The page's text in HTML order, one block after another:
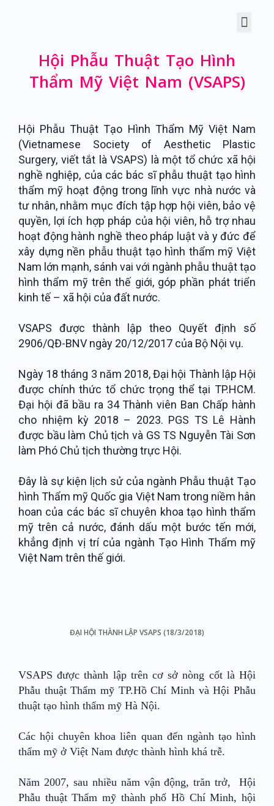
Hội Phẫu Thuật Tạo Hình
Thẩm Mỹ Việt Nam (VSAPS)
Hội Phẫu Thuật Tạo Hình Thẩm Mỹ Việt Nam
(Vietnamese Society of Aesthetic Plastic
Surgery, viết tắt là VSAPS) là một tổ chức xã hội
nghề nghiệp, của các bác sĩ phẫu thuật tạo hình
thẩm mỹ hoạt động trong lĩnh vực nhà nước và
tư nhân, nhằm mục đích tập hợp hội viên, bảo vệ
quyền, lợi ích hợp pháp của hội viên, hỗ trợ nhau
hoạt động hành nghề theo pháp luật và y đức để
xây dựng nền phẫu thuật tạo hình thẩm mỹ Việt
Nam lớn mạnh, sánh vai với ngành phẫu thuật tạo
hình thẩm mỹ trên thế giới, góp phần phát triển
kinh tế – xã hội của đất nước.
VSAPS được thành lập theo Quyết định số
2906/QĐ-BNV ngày 20/12/2017 của Bộ Nội vụ.
Ngày 18 tháng 3 năm 2018, Đại hội Thành lập Hội
được chính thức tổ chức trọng thể tại TP.HCM.
Đại hội đã bầu ra 34 Thành viên Ban Chấp hành
cho nhiệm kỳ 2018 – 2023. PGS TS Lê Hành
được bầu làm Chủ tịch và GS TS Nguyễn Tài Sơn
làm Phó Chủ tịch thường trực Hội.
Đây là sự kiện lịch sử của ngành Phẫu thuật Tạo
hình Thẩm mỹ Quốc gia Việt Nam trong niềm hân
hoan của các bác sĩ chuyên khoa tạo hình thẩm
mỹ trên cả nước, đánh dấu một bước tến mới,
khẳng định vị trí của ngành Tạo Hình Thẩm mỹ
Việt Nam trên thế giới.
ĐẠI HỘI THÀNH LẬP VSAPS (18/3/2018)
VSAPS được thành lập trên cơ sở nòng cốt là Hội
Phẫu thuật Thẩm mỹ TP.Hồ Chí Minh và Hội Phẫu
thuật tạo hình thẩm mỹ Hà Nội.
Các hội chuyên khoa liên quan đến ngành tạo hình
thẩm mỹ ở Việt Nam được thành hình khá trễ.
Năm 2007, sau nhiều năm vận động, trăn trở, Hội
Phẫu thuật Thẩm mỹ thành phố Hồ Chí Minh, hội